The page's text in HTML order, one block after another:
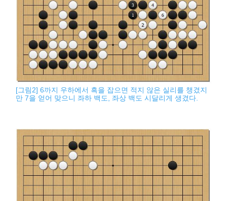
[그림2] 6까지 우하에서 흑을 잡으면 적지 않은 실리를 챙겼지
만 7을 얻어 맞으니 좌하 백도, 좌상 백도 시달리게 생겼다.